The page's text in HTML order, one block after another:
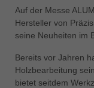
Auf der Messe
Hersteller von
seine Neuheiten im
Bereits vor Jahren
Holzbearbeitung
bietet seitdem